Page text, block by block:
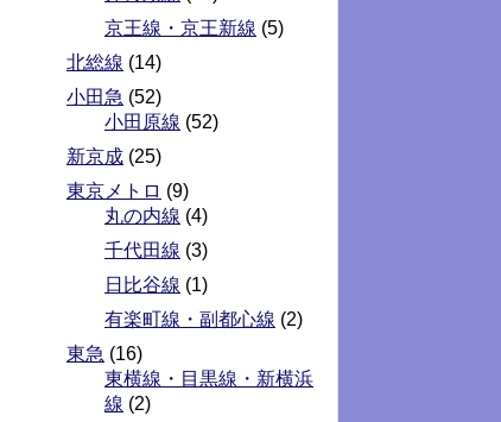
京王線・京王新線 (5)
北総線 (14)
小田急 (52)
小田原線 (52)
新京成 (25)
東京メトロ (9)
丸の内線 (4)
千代田線 (3)
日比谷線 (1)
有楽町線・副都心線 (2)
東急 (16)
東横線・目黒線・新横浜
線 (2)